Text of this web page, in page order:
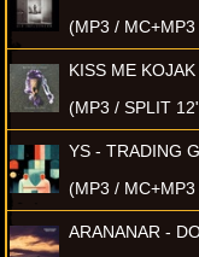
(MP3 /
KISS ME
(MP3 / SPLIT
YS - TRADING
(MP3 /
ARANANAR -